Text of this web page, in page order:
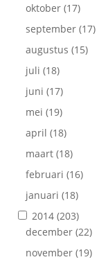
oktober (17)
september (17)
augustus (15)
juli (18)
juni (17)
mei (19)
april (18)
maart (18)
februari (16)
januari (18)
2014 (203)
december (22)
november (19)